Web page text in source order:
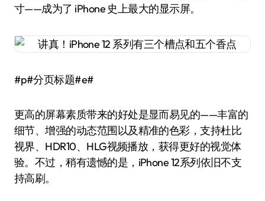
寸——成为了 iPhone 史上最大的显示屏。
#p#分页标题#e#
更高的屏幕素质带来的好处是显而易见的——丰富的
细节、增强的动态范围以及精准的色彩，支持杜比
视界、HDR10、HLG视频播放，获得更好的视觉体
验。不过，稍有遗憾的是，iPhone 12系列依旧不支
持高刷。